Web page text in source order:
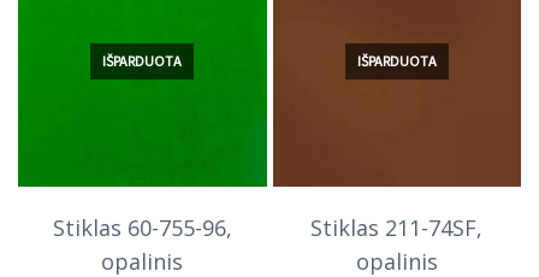
IŠPARDUOTA
Stiklas 60-755-96,
opalinis
IŠPARDUOTA
Stiklas 211-74SF,
opalinis